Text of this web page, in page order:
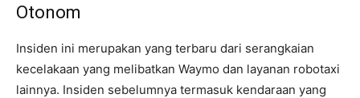
Otonom
Insiden ini merupakan yang terbaru dari serangkaian
kecelakaan yang melibatkan Waymo dan layanan robotaxi
lainnya. Insiden sebelumnya termasuk kendaraan yang